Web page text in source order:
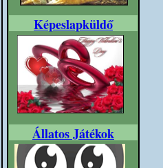
Képeslapküldő
Állatos Játékok